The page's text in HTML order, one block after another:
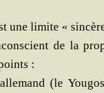
une limite «
de la
:
(le